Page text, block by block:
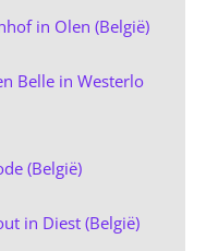
in Olen (België)
Belle in Westerlo
(België)
in Diest (België)